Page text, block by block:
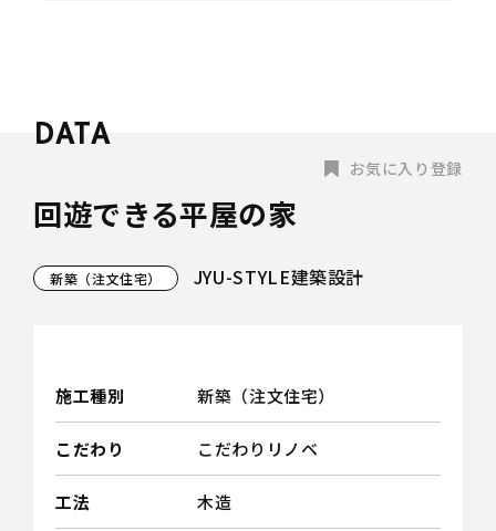
回遊できる平屋の家
新築（注文住宅） JYU-STYLE建築設計
お気に入り登録
施工種別 新築（注文住宅）
こだわり こだわりリノベ
工法 木造